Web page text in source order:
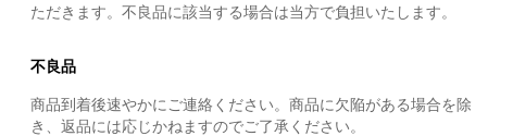
ただきます。不良品に該当する場合は当方で負担いたします。
不良品
商品到着後速やかにご連絡ください。商品に欠陥がある場合を除
き、返品には応じかねますのでご了承ください。